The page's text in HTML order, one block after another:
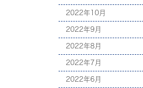
2022年10月
2022年9月
2022年8月
2022年7月
2022年6月